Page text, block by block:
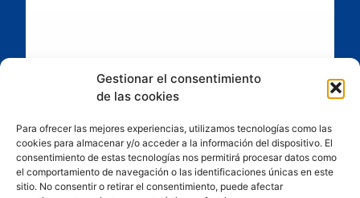
Gestionar el consentimiento
de las cookies
Para ofrecer las mejores experiencias, utilizamos tecnologías como las
cookies para almacenar y/o acceder a la información del dispositivo. El
consentimiento de estas tecnologías nos permitirá procesar datos como
el comportamiento de navegación o las identificaciones únicas en este
sitio. No consentir o retirar el consentimiento, puede afectar